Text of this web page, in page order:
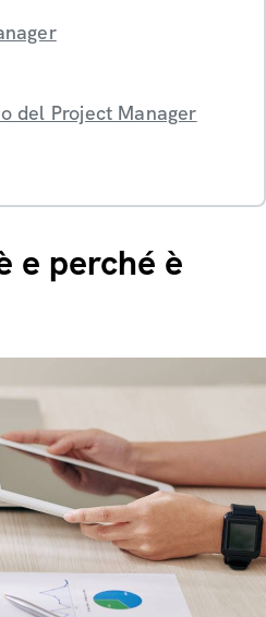
del Project Manager
e perché è